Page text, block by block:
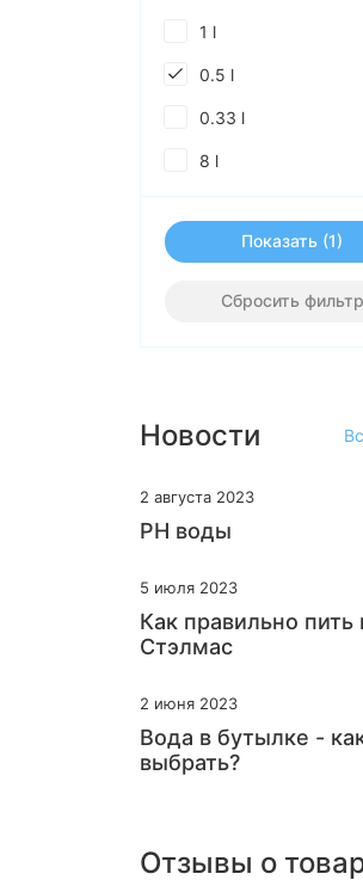
1 l
0.5 l
0.33 l
8 l
Показать
Сбросить фильтр
Новости
2 августа 2023
PH воды
5 июля 2023
Как правильно пить
Стэлмас
2 июня 2023
Вода в бутылке -
выбрать?
Отзывы о